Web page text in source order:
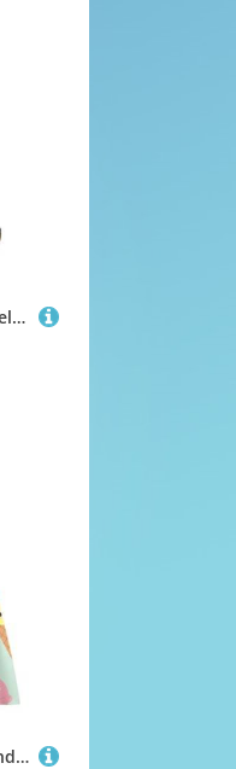
zkyfll Kapuzenumhang mit gelbem Schlangenmuster, klein, Halloween-Kostüm, Halloween, Cosplay, Hexe, Robe, Umhang
zkyfll Umhang mit Kapuze und Eistüten für Damen, Herren, Erwachsene, Länge mit Kapuze, Halloween, Cosplay-Kostüme